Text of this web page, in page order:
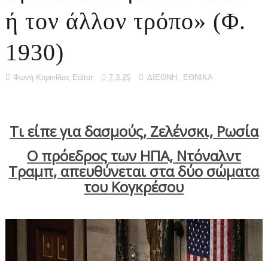
ή τον άλλον τρόπο» (Φ.
1930)
Φωνή Κορινθίας Editor 7.3.25 ΔΙΕΘΝΗ ΕΘΝΙΚΑ
Τι είπε για δασμούς, Ζελένσκι, Ρωσία
O πρόεδρος των ΗΠΑ, Ντόναλντ
Τραμπ, απευθύνεται στα δύο σώματα
του Κογκρέσου